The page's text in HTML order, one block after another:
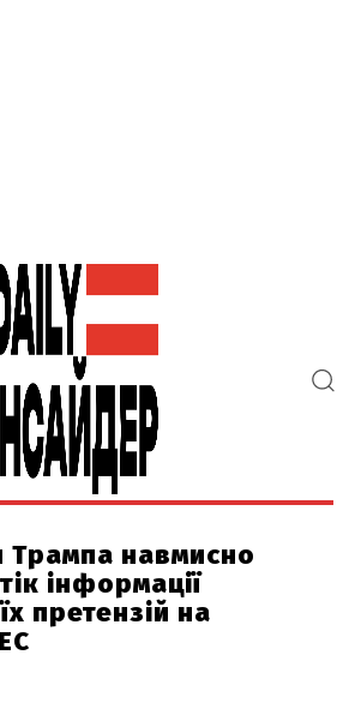
Трампа навмисно
інформації
претензій на